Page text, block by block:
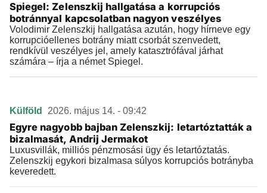
Spiegel: Zelenszkij hallgatása a korrupciós
botránnyal kapcsolatban nagyon veszélyes
Volodimir Zelenszkij hallgatása azután, hogy hírneve egy
korrupcióellenes botrány miatt csorbát szenvedett,
rendkívül veszélyes jel, amely katasztrófával járhat
számára – írja a német Spiegel.
Külföld 2026. május 14. - 09:42
Egyre nagyobb bajban Zelenszkij: letartóztatták a
bizalmasát, Andrij Jermakot
Luxusvillák, milliós pénzmosási ügy és letartóztatás.
Zelenszkij egykori bizalmasa súlyos korrupciós botrányba
keveredett.